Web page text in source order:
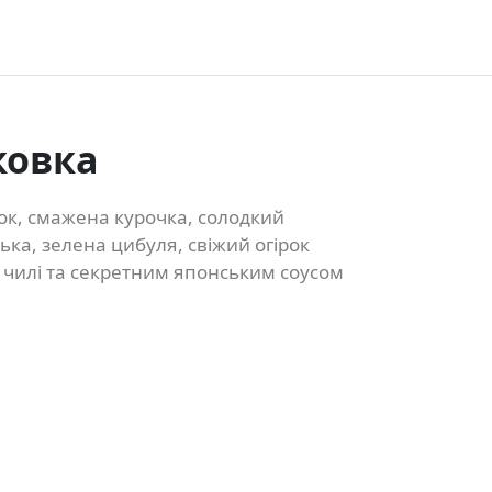
смажена курочка, солодкий
зелена цибуля, свіжий огірок
та секретним японським соусом